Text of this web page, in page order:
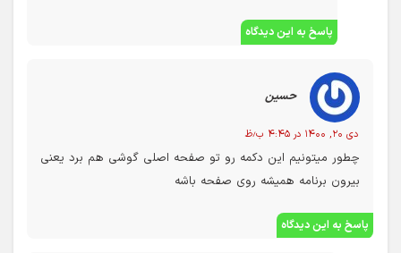
پاسخ به این دیدگاه
حسین
دی ۲۰, ۱۴۰۰ در ۴:۴۵ ب٫ظ
چطور میتونیم این دکمه رو تو صفحه اصلی گوشی هم برد یعنی
بیرون برنامه همیشه روی صفحه باشه
پاسخ به این دیدگاه